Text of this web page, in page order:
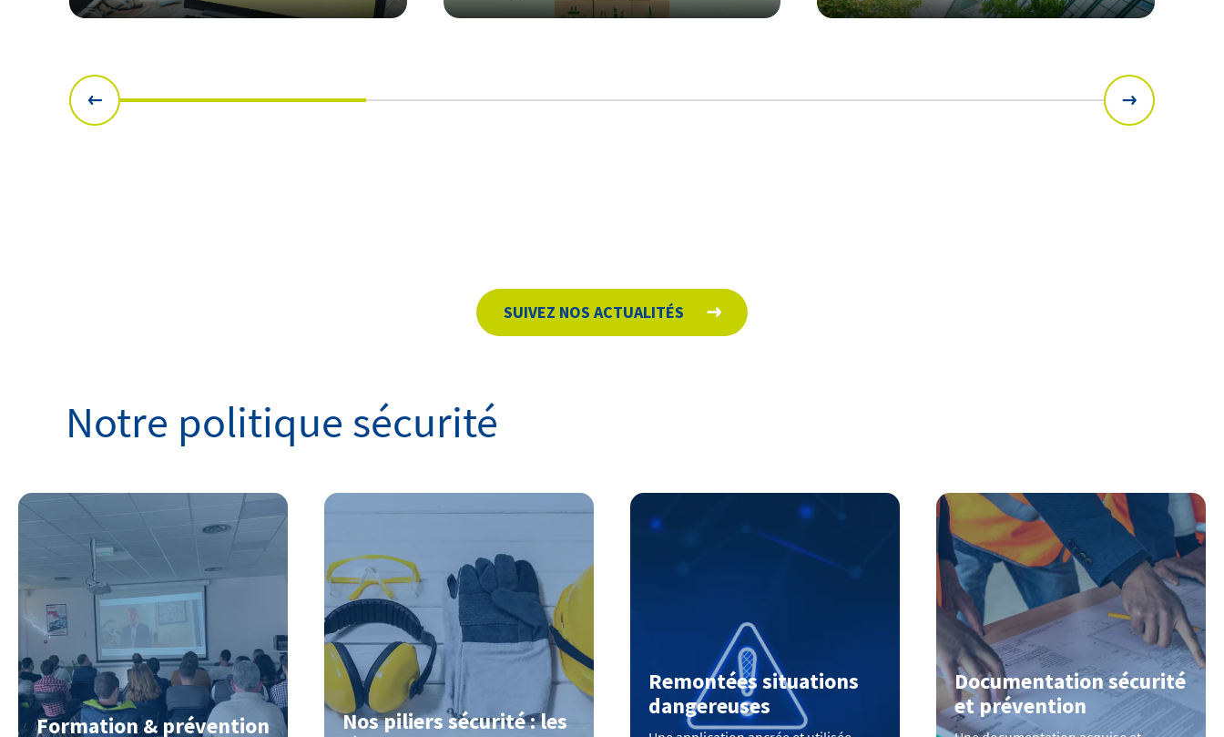
SUIVEZ NOS ACTUALITÉS
Notre politique sécurité
Formation & prévention
Nos piliers sécurité : les
Remontées situations
dangereuses
Documentation sécurité
et prévention